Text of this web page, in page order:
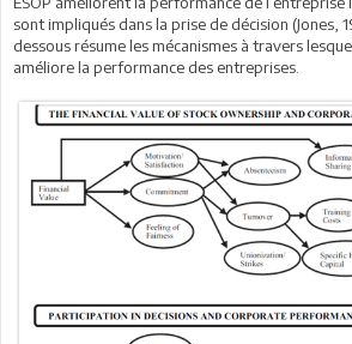
sont impliqués dans la prise de décision (Jones,
dessous résume les mécanismes à travers
améliore la performance des entreprises.